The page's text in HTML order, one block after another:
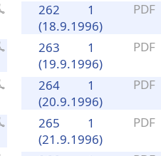
PDF
1
262
(18.9.1996)
PDF
1
263
(19.9.1996)
PDF
1
264
(20.9.1996)
PDF
1
265
(21.9.1996)